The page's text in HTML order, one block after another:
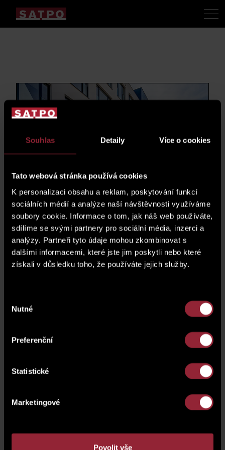
Souhlas Detaily Více o cookies
Tato webová stránka používá cookies
K personalizaci obsahu a reklam, poskytování funkcí
sociálních médií a analýze naší návštěvnosti využíváme
soubory cookie. Informace o tom, jak náš web používáte,
sdílíme se svými partnery pro sociální média, inzerci a
analýzy. Partneři tyto údaje mohou zkombinovat s
dalšími informacemi, které jste jim poskytli nebo které
získali v důsledku toho, že používáte jejich služby.
souhlasu
Nutné
Preferenční
Statistické
Marketingové
Povolit vše
přihlášení
Pokračujte prosím
instrukcemi pro změnu hesla.
E-mail